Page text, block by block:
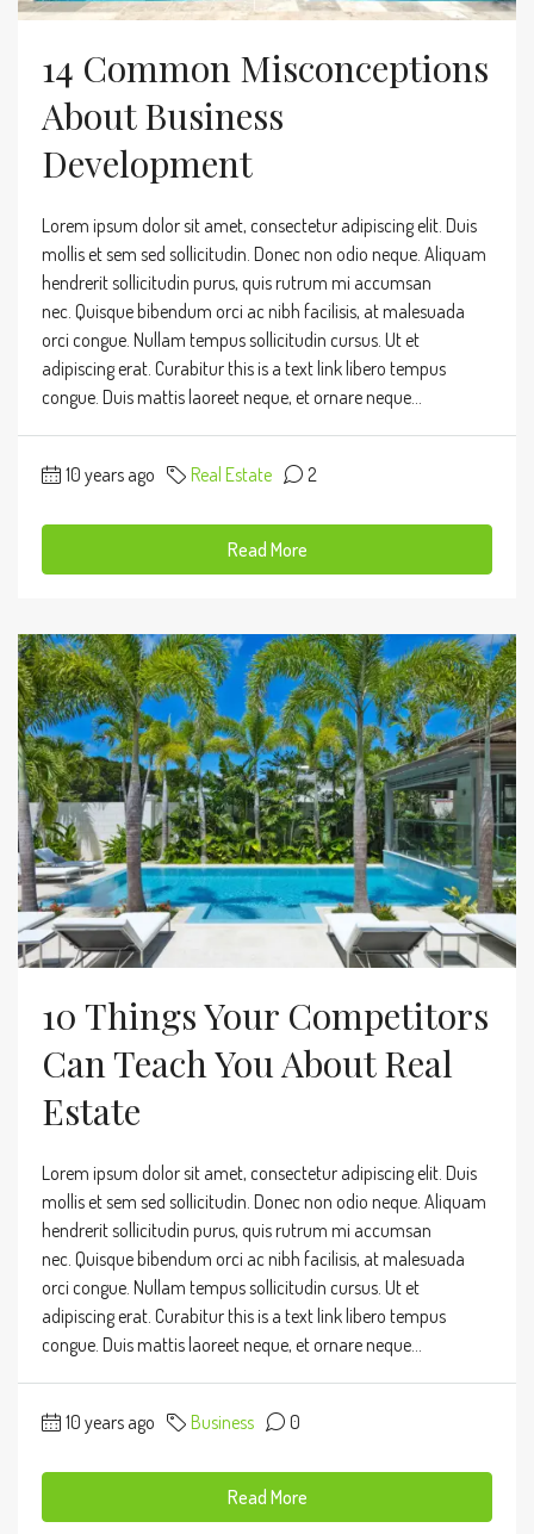
14 Common Misconceptions
About Business
Development
Lorem ipsum dolor sit amet, consectetur adipiscing elit. Duis
mollis et sem sed sollicitudin. Donec non odio neque. Aliquam
hendrerit sollicitudin purus, quis rutrum mi accumsan
nec. Quisque bibendum orci ac nibh facilisis, at malesuada
orci congue. Nullam tempus sollicitudin cursus. Ut et
adipiscing erat. Curabitur this is a text link libero tempus
congue. Duis mattis laoreet neque, et ornare neque...
10 years ago Real Estate 2
Read More
10 Things Your Competitors
Can Teach You About Real
Estate
Lorem ipsum dolor sit amet, consectetur adipiscing elit. Duis
mollis et sem sed sollicitudin. Donec non odio neque. Aliquam
hendrerit sollicitudin purus, quis rutrum mi accumsan
nec. Quisque bibendum orci ac nibh facilisis, at malesuada
orci congue. Nullam tempus sollicitudin cursus. Ut et
adipiscing erat. Curabitur this is a text link libero tempus
congue. Duis mattis laoreet neque, et ornare neque...
10 years ago Business 0
Read More